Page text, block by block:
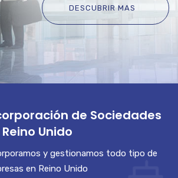
DESCUBRIR MAS
de Sociedades
Unido
y gestionamos todo tipo de
en Reino Unido